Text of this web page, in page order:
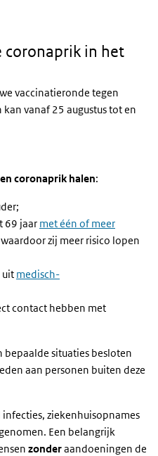
coronaprik in het
vaccinatieronde tegen
vanaf 25 augustus tot en
coronaprik halen:
69 jaar met één of meer
waardoor zij meer risico lopen
uit medisch-
contact hebben met
bepaalde situaties besloten
aan personen buiten deze
ziekenhuisopnames
Een belangrijk
zonderaandoeningen de